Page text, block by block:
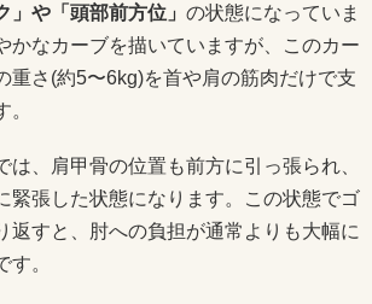
」や「頭部前方位」 の状態になっていま
かなカーブを描いていますが、このカー
重さ(約5〜6kg)を首や肩の筋肉だけで支
は、肩甲骨の位置も前方に引っ張られ、
緊張した状態になります。この状態でゴ
返すと、肘への負担が通常よりも大幅に
。